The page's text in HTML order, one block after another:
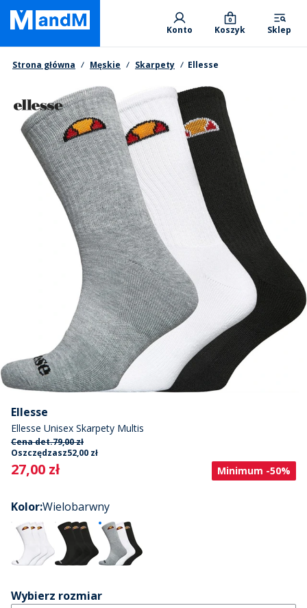
Skip
main
content
Primary departments
Konto Koszyk
0
Sklep
Nawigacja okruszkowa
Strona główna Męskie Skarpety Ellesse
Ellesse
Ellesse Unisex Skarpety Multis
Cena det.79,00 zł
Oszczędzasz52,00 zł
Current
27,00 zł Minimum -50%
Kolor:Wielobarwny
Wybierz rozmiar